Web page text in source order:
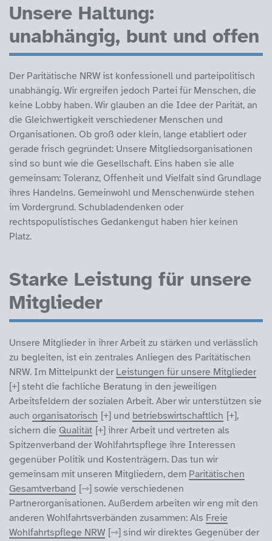
Unsere Haltung:
unabhängig, bunt und offen
Der Paritätische NRW ist konfessionell und parteipolitisch
unabhängig. Wir ergreifen jedoch Partei für Menschen, die
keine Lobby haben. Wir glauben an die Idee der Parität, an
die Gleichwertigkeit verschiedener Menschen und
Organisationen. Ob groß oder klein, lange etabliert oder
gerade frisch gegründet: Unsere Mitgliedsorganisationen
sind so bunt wie die Gesellschaft. Eins haben sie alle
gemeinsam: Toleranz, Offenheit und Vielfalt sind Grundlage
ihres Handelns. Gemeinwohl und Menschenwürde stehen
im Vordergrund. Schubladendenken oder
rechtspopulistisches Gedankengut haben hier keinen
Platz.
Starke Leistung für unsere
Mitglieder
Unsere Mitglieder in ihrer Arbeit zu stärken und verlässlich
zu begleiten, ist ein zentrales Anliegen des Paritätischen
NRW. Im Mittelpunkt der Leistungen für unsere Mitglieder
steht die fachliche Beratung in den jeweiligen
Arbeitsfeldern der sozialen Arbeit. Aber wir unterstützen sie
auch organisatorisch und betriebswirtschaftlich
,
sichern die Qualität
ihrer Arbeit und vertreten als
Spitzenverband der Wohlfahrtspflege ihre Interessen
gegenüber Politik und Kostenträgern. Das tun wir
gemeinsam mit unseren Mitgliedern, dem Paritätischen
Gesamtverband
sowie verschiedenen
Partnerorganisationen. Außerdem arbeiten wir eng mit den
anderen Wohlfahrtsverbänden zusammen: Als Freie
Wohlfahrtspflege NRW
sind wir direktes Gegenüber der